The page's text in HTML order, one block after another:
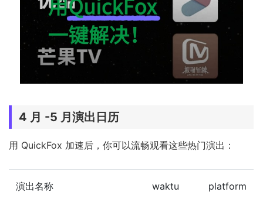
4 月 -5 月演出日历
用 QuickFox 加速后，你可以流畅观看这些热门演出：
演出名称 waktu platform